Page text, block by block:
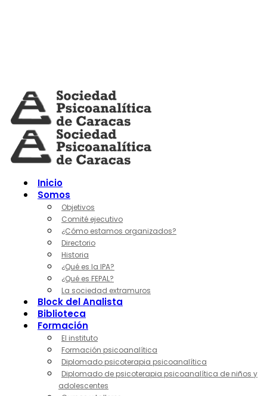
Inicio
Somos
Objetivos
Comité ejecutivo
¿Cómo estamos organizados?
Directorio
Historia
¿Qué es la IPA?
¿Qué es FEPAL?
La sociedad extramuros
Block del Analista
Biblioteca
Formación
El instituto
Formación psicoanalítica
Diplomado psicoterapia psicoanalítica
Diplomado de psicoterapia psicoanalítica de niños y
adolescentes